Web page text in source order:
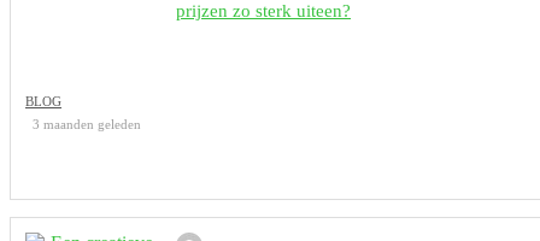
prijzen zo sterk uiteen?
BLOG
3 maanden geleden